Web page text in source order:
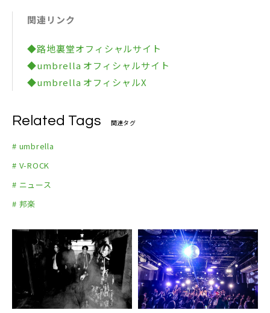
別）
https://tiget.net/events/389185
ツアー限定 アウトストアイベント開催
※5,000円購入毎に購入商品おひとつにサイン＋ツー
【チケット発売中】 https://eplus.jp/umbrella
【問い合わせ】 SOUNDCREATOR http://www.s
ound-c.co.jp
【チケット料金】前売4000円 当日4500円 (税込・
【イープラスプレオーダー】 2025年4月30日(水)2
2:00〜2025年5月18日(日)23:59
【チケット一般発売】 2025年6月1日(日)10:00
p/sf/detail/4312170001-P0030001
関連リンク
◆路地裏堂オフィシャルサイト
◆umbrella オフィシャルサイト
◆umbrella オフィシャルX
Related Tags 関連タグ
# umbrella
# V-ROCK
# ニュース
# 邦楽